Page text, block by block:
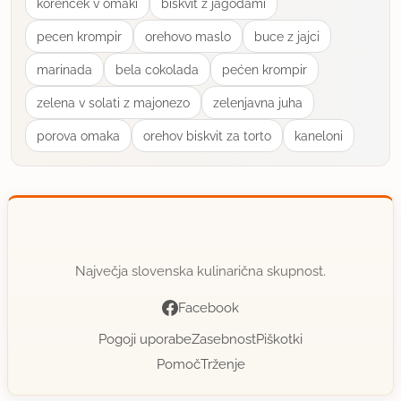
leja10
član od 2011 72 sporočil
18.1.2014 ob 9:56
Delala danes zjutraj iz polovičnih sestavin in pirine
moke...nadev ketchup, origano, suha salama, sir,
Pia17
2 sporočil
24.3.2014 ob 21:00
Res odličen recept, enostavno, hitro....božanski so!
korencek v omaki biskvit z jagodami
pecen krompir orehovo maslo buce z jajci
marinada bela cokolada pećen krompir
zelena v solati z majonezo zelenjavna juha
porova omaka orehov biskvit za torto kaneloni
Največja slovenska kulinarična skupnost.
Facebook
Pogoji uporabeZasebnostPiškotki
PomočTrženje